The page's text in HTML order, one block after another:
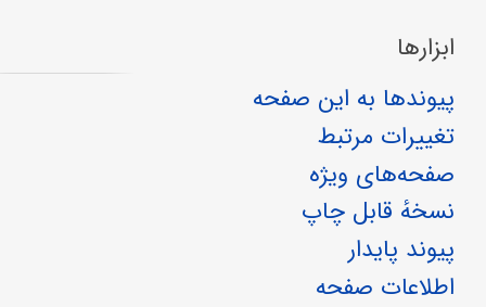
ابزارها
پیوندها به این صفحه
تغییرات مرتبط
صفحه‌های ویژه
نسخهٔ قابل چاپ
پیوند پایدار
اطلاعات صفحه